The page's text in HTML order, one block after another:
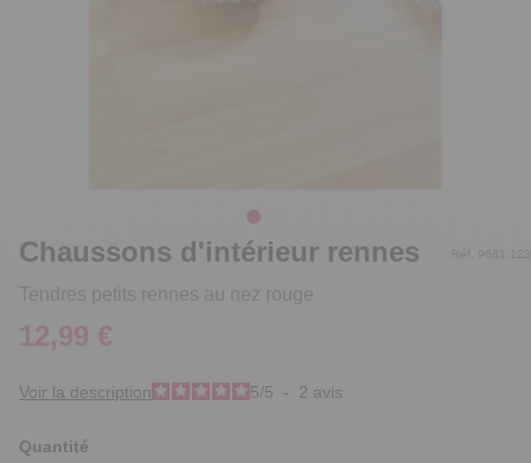
Chaussons d'intérieur rennes
Tendres petits rennes au nez rouge
Réf. 9681.123
12,99 €
Voir la description 5/5 - 2 avis
Quantité